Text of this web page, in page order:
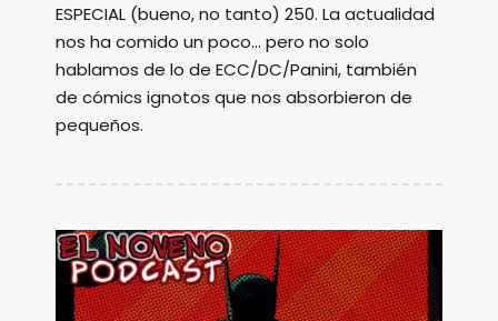
ESPECIAL (bueno, no tanto) 250. La actualidad
nos ha comido un poco... pero no solo
hablamos de lo de ECC/DC/Panini, también
de cómics ignotos que nos absorbieron de
pequeños.